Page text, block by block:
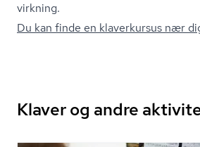
virkning.
Du kan finde en klaverkursus nær
Klaver og andre